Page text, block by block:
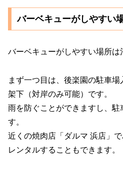
バーベキューがしやすい
バーベキューがしやすい場所は
まず一つ目は、後楽園の駐車
架下（対岸のみ可能）です。
雨を防ぐことができますし、
す。
近くの焼肉店「ダルマ 浜店」
レンタルすることもできます。